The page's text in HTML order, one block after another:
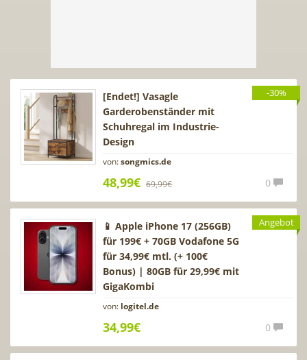
-30%
[Endet!] Vasagle
Garderobenständer mit
Schuhregal im Industrie-
Design
von:songmics.de
48,99€ 69,99€ 0
Angebot
📱 Apple iPhone 17 (256GB)
für 199€ + 70GB Vodafone 5G
für 34,99€ mtl. (+ 100€
Bonus) | 80GB für 29,99€ mit
GigaKombi
von: logitel.de
34,99€ 0